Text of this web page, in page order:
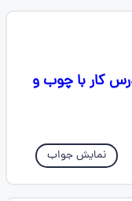
کار با چوب و
نمایش جواب